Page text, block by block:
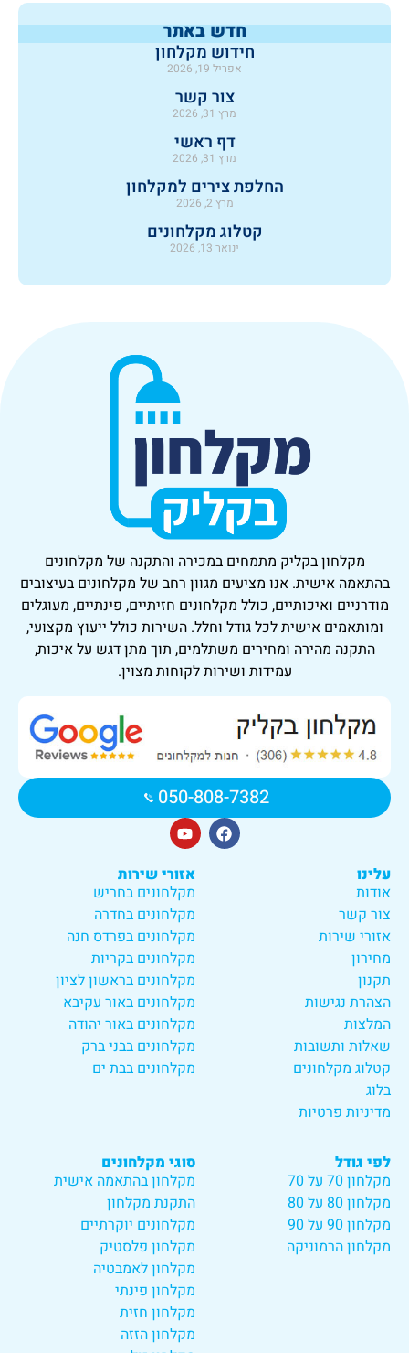
חדש באתר
חידוש מקלחון
אפריל 19, 2026
צור קשר
מרץ 31, 2026
דף ראשי
מרץ 31, 2026
החלפת צירים למקלחון
מרץ 2, 2026
קטלוג מקלחונים
ינואר 13, 2026
סוגי מקלחונים
מקלחון בהתאמה אישית
התקנת מקלחון
מקלחונים יוקרתיים
מקלחון פלסטיק
מקלחון לאמבטיה
מקלחון פינתי
מקלחון חזית
מקלחון הזזה
לפי גודל
מקלחון 70 על 70
מקלחון 80 על 80
מקלחון 90 על 90
מקלחון הרמוניקה
אזורי שירות
מקלחונים בחריש
מקלחונים בחדרה
מקלחונים בפרדס חנה
מקלחונים בקריות
מקלחונים בראשון לציון
מקלחונים באור עקיבא
מקלחונים באור יהודה
מקלחונים בבני ברק
מקלחונים בבת ים
עלינו
אודות
צור קשר
אזורי שירות
מחירון
תקנון
הצהרת נגישות
המלצות
שאלות ותשובות
קטלוג מקלחונים
בלוג
מדיניות פרטיות
מקלחון בקליקמתמחים במכירה והתקנה של מקלחונים
בהתאמה אישית. אנו מציעים מגוון רחב של מקלחונים בעיצובים
מודרניים ואיכותיים, כולל מקלחונים חזיתיים, פינתיים, מעוגלים
ומותאמים אישית לכל גודל וחלל. השירות כולל ייעוץ מקצועי,
התקנה מהירה ומחירים משתלמים, תוך מתן דגש על איכות,
עמידות ושירות לקוחות מצוין.
050-808-7382